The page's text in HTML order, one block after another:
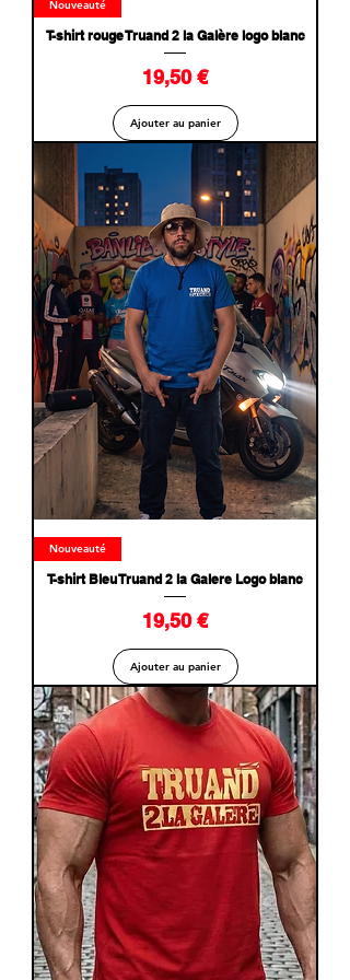
Nouveauté
T-shirt rouge Truand 2 la Galère logo blanc
Prix
19,50 €
Ajouter au panier
Nouveauté
T-shirt Bleu Truand 2 la Galere Logo blanc
Prix
19,50 €
Ajouter au panier